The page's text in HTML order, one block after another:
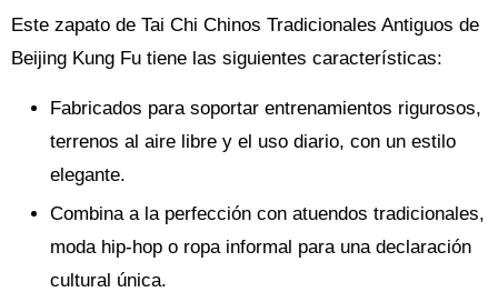
Este zapato de Tai Chi Chinos Tradicionales Antiguos de
Beijing Kung Fu tiene las siguientes características:
Fabricados para soportar entrenamientos rigurosos,
terrenos al aire libre y el uso diario, con un estilo
elegante.
Combina a la perfección con atuendos tradicionales,
moda hip-hop o ropa informal para una declaración
cultural única.